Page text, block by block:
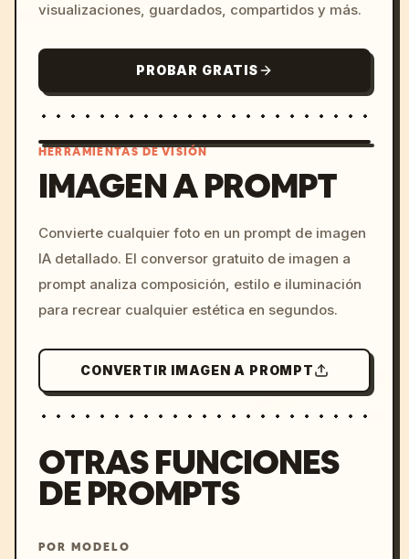
visualizaciones, guardados, compartidos y más.
PROBAR GRATIS
c, cyberpunk sunset, neon
colors, 8k --v 6.0
HERRAMIENTAS DE VISIÓN
IMAGEN A PROMPT
Convierte cualquier foto en un prompt de imagen
IA detallado. El conversor gratuito de imagen a
prompt analiza composición, estilo e iluminación
para recrear cualquier estética en segundos.
CONVERTIR IMAGEN A PROMPT
OTRAS FUNCIONES
DE PROMPTS
POR MODELO